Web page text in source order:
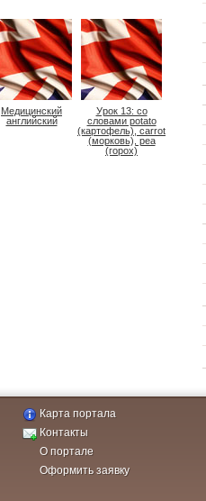
Медицинский
английский
Урок 13: со
словами potato
(картофель), carrot
(морковь), pea
(горох)
Карта портала
Контакты
О портале
Оформить заявку